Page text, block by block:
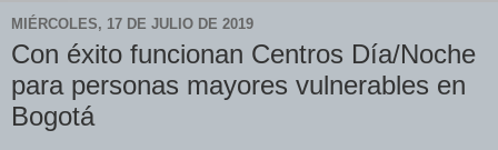
MIÉRCOLES, 17 DE JULIO DE 2019
Con éxito funcionan Centros Día/Noche
para personas mayores vulnerables en
Bogotá